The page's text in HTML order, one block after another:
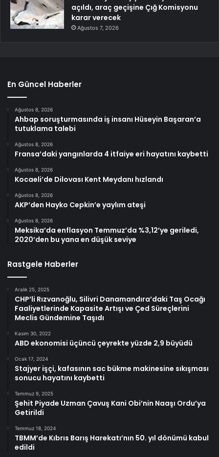
açıldı, araç geçişine Çığ Komisyonu
karar verecek
Ağustos 7, 2026
En Güncel Haberler
Ağustos 8, 2026
Ahbap soruşturmasında iş insanı Hüseyin Başaran’a
tutuklama talebi
Ağustos 8, 2026
Fransa’daki yangınlarda 4 itfaiye eri hayatını kaybetti
Ağustos 8, 2026
Kocaeli’de Dilovası Kent Meydanı hızlandı
Ağustos 8, 2026
AKP’den Hayko Cepkin’e yaylım ateşi
Ağustos 8, 2026
Meksika’da enflasyon Temmuz’da %3,12’ye geriledi,
2020’den bu yana en düşük seviye
Rastgele Haberler
Aralık 25, 2025
CHP’li Rızvanoğlu, Silivri Danamandıra’daki Taş Ocağı
Faaliyetlerinde Kapasite Artışı ve Çed Süreçlerini
Meclis Gündemine Taşıdı
Kasım 30, 2022
ABD ekonomisi üçüncü çeyrekte yüzde 2,9 büyüdü
Ocak 17, 2024
Stajyer işçi, kafasının sac bükme makinesine sıkışması
sonucu hayatını kaybetti
Temmuz 9, 2025
Şehit Piyade Uzman Çavuş Kani Obi’nin Naaşı Ordu’ya
Getirildi
Temmuz 18, 2024
TBMM’de Kıbrıs Barış Harekatı’nın 50. yıl dönümü kabul
edildi